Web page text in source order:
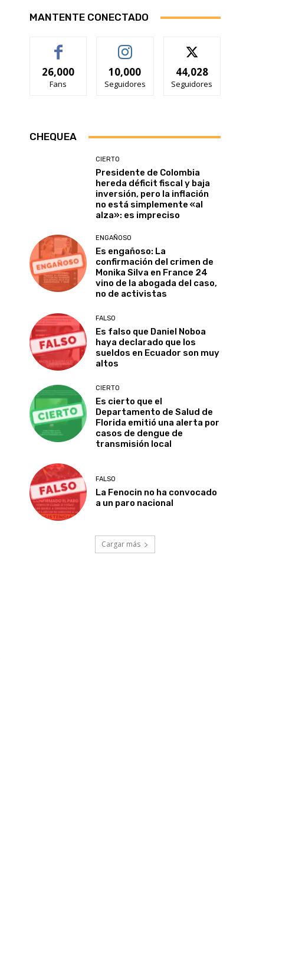
MANTENTE CONECTADO
26,000
Fans
10,000
Seguidores
44,028
Seguidores
CHEQUEA
CIERTO
Presidente de Colombia
hereda déficit fiscal y baja
inversión, pero la inflación
no está simplemente «al
alza»: es impreciso
ENGAÑOSO
Es engañoso: La
confirmación del crimen de
Monika Silva en France 24
vino de la abogada del caso,
no de activistas
FALSO
Es falso que Daniel Noboa
haya declarado que los
sueldos en Ecuador son muy
altos
CIERTO
Es cierto que el
Departamento de Salud de
Florida emitió una alerta por
casos de dengue de
transmisión local
FALSO
La Fenocin no ha convocado
a un paro nacional
Cargar más